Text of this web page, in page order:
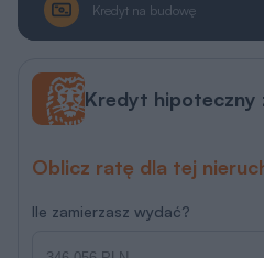
Kredyt na budowę
Kredyt hipoteczny
Oblicz ratę dla tej
Ile zamierzasz wydać?